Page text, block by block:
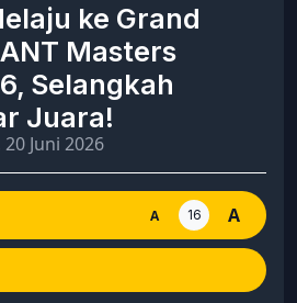
ke Grand
Masters
Selangkah
Juara!
Juni 2026
A 16 A